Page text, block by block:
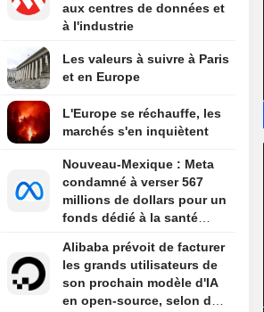
aux centres de données et
à l'industrie
Les valeurs à suivre à Paris
et en Europe
L'Europe se réchauffe, les
marchés s'en inquiètent
Nouveau-Mexique : Meta
condamné à verser 567
millions de dollars pour un
fonds dédié à la santé
Alibaba prévoit de facturer
les grands utilisateurs de
son prochain modèle d'IA
en open-source, selon des